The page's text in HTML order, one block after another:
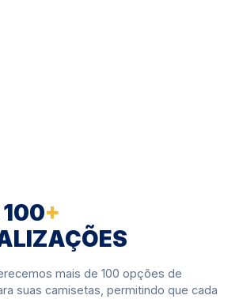
100+
mais de 100 opções de
suas camisetas, permitindo que cada